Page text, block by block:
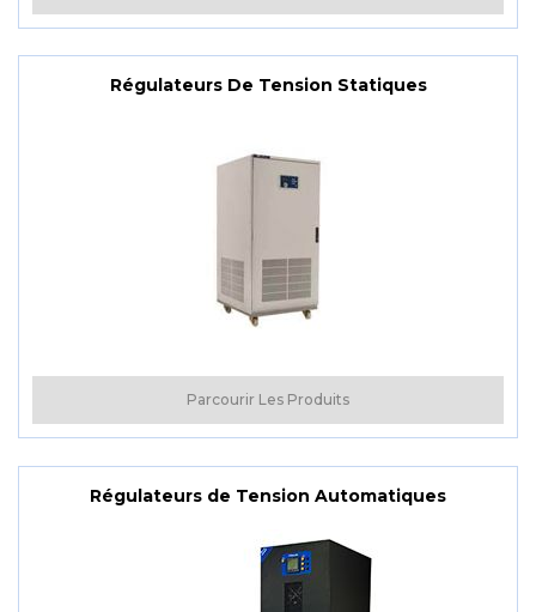
Régulateurs De Tension Statiques
Parcourir Les Produits
Régulateurs de Tension Automatiques